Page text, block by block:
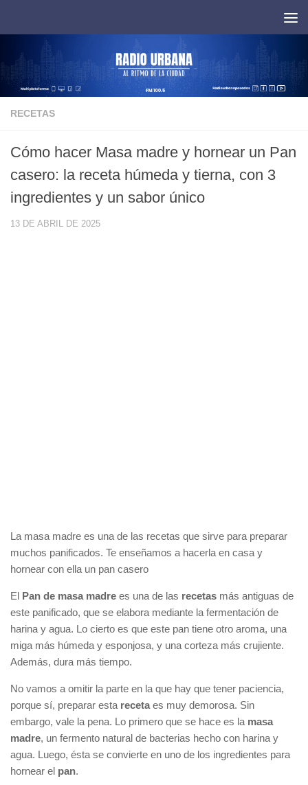
RECETAS
Cómo hacer Masa madre y hornear un Pan
casero: la receta húmeda y tierna, con 3
ingredientes y un sabor único
13 DE ABRIL DE 2025
La masa madre es una de las recetas que sirve para preparar
muchos panificados. Te enseñamos a hacerla en casa y
hornear con ella un pan casero
El Pan de masa madre es una de las recetas más antiguas de
este panificado, que se elabora mediante la fermentación de
harina y agua. Lo cierto es que este pan tiene otro aroma, una
miga más húmeda y esponjosa, y una corteza más crujiente.
Además, dura más tiempo.
No vamos a omitir la parte en la que hay que tener paciencia,
porque sí, preparar esta receta es muy demorosa. Sin
embargo, vale la pena. Lo primero que se hace es la masa
madre, un fermento natural de bacterias hecho con harina y
agua. Luego, ésta se convierte en uno de los ingredientes para
hornear el pan.